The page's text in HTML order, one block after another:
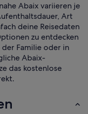
Abaix variieren je
Art
deine Reisedaten
zu entdecken
der Familie oder in
Abaix-
das kostenlose